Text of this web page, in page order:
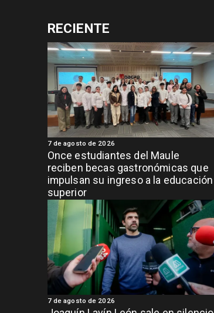
RECIENTE
Once estudiantes del Maule
reciben becas gastronómicas que
impulsan su ingreso a la educación
superior
7 de agosto de 2026
7 de agosto de 2026